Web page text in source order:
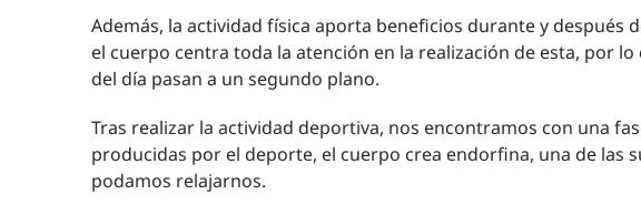
Además, la actividad física aporta beneficios durante y después
el cuerpo centra toda la atención en la realización de esta, por
del día pasan a un segundo plano.
Tras realizar la actividad deportiva, nos encontramos con una
producidas por el deporte, el cuerpo crea endorfina, una de las
podamos relajarnos.